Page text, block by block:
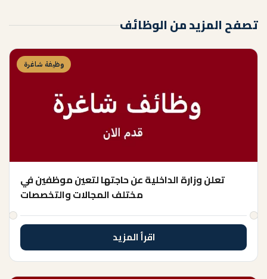
تصفح المزيد من الوظائف
وظيفة شاغرة
تعلن وزارة الداخلية عن حاجتها لتعين موظفين في
مختلف المجالات والتخصصات
اقرأ المزيد